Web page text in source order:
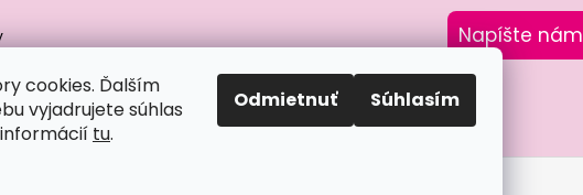
cookies. Ďalším
vyjadrujete súhlas
tu.
Odmietnuť Súhlasím
Napíšte nám